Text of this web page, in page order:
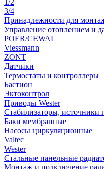
1/2
3/4
Принадлежности для
Управление отоплением и
POER/CEWAL
Viessmann
ZONT
Датчики
Термостаты и контроллеры
Бастион
Эктоконтрол
Приводы Wester
Стабилизаторы, источники
Баки мембранные
Насосы циркуляционные
Valtec
Wester
Стальные панельные
Монтаж и подключение